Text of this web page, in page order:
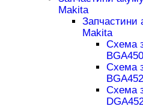
Makita
Запчастини
Makita
Схема
BGA450
Схема
BGA452
Схема